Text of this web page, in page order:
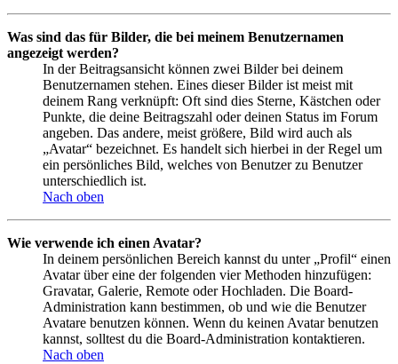
Was sind das für Bilder, die bei meinem Benutzernamen
angezeigt werden?
In der Beitragsansicht können zwei Bilder bei deinem
Benutzernamen stehen. Eines dieser Bilder ist meist mit
deinem Rang verknüpft: Oft sind dies Sterne, Kästchen oder
Punkte, die deine Beitragszahl oder deinen Status im Forum
angeben. Das andere, meist größere, Bild wird auch als
„Avatar“ bezeichnet. Es handelt sich hierbei in der Regel um
ein persönliches Bild, welches von Benutzer zu Benutzer
unterschiedlich ist.
Nach oben
Wie verwende ich einen Avatar?
In deinem persönlichen Bereich kannst du unter „Profil“ einen
Avatar über eine der folgenden vier Methoden hinzufügen:
Gravatar, Galerie, Remote oder Hochladen. Die Board-
Administration kann bestimmen, ob und wie die Benutzer
Avatare benutzen können. Wenn du keinen Avatar benutzen
kannst, solltest du die Board-Administration kontaktieren.
Nach oben